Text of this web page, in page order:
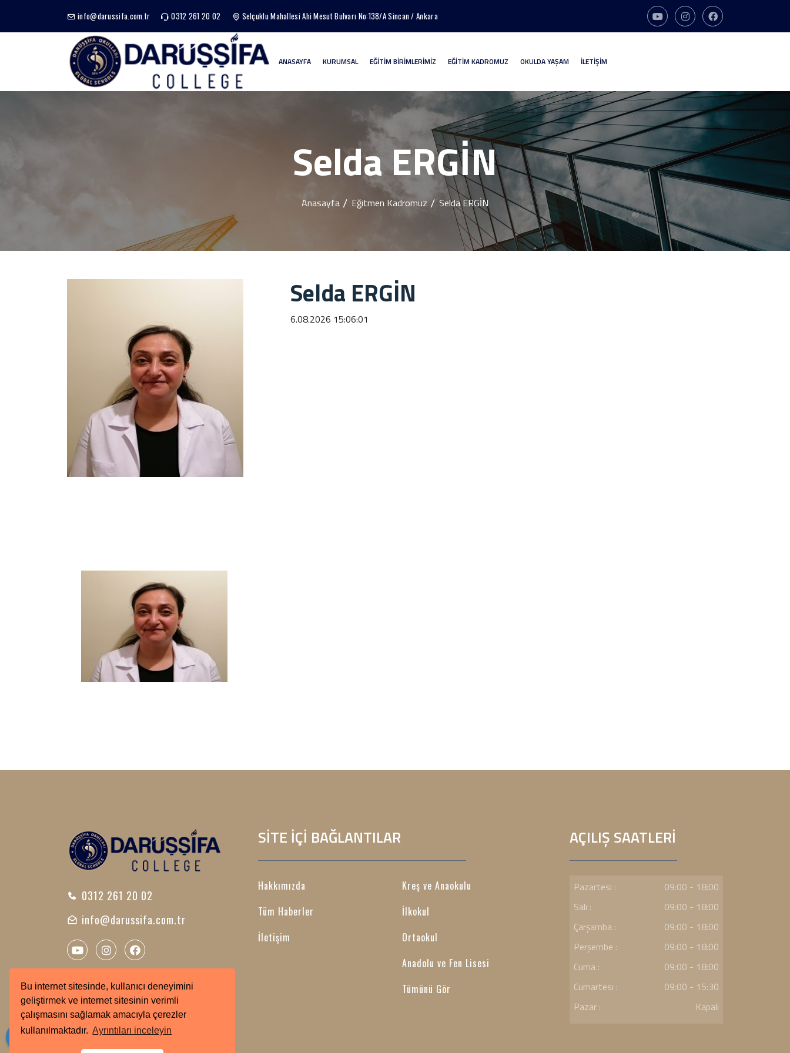
Bu internet sitesinde, kullanıcı deneyimini
geliştirmek ve internet sitesinin verimli
çalışmasını sağlamak amacıyla çerezler
kullanılmaktadır. Ayrıntıları inceleyin
info@darussifa.com.tr 0312 261 20 02 Selçuklu Mahallesi Ahi Mesut Bulvarı No:138/A Sincan / Ankara
ANASAYFA KURUMSAL EĞİTİM BİRİMLERİMİZ EĞİTİM KADROMUZ OKULDA YAŞAM İLETİŞİM
Selda ERGİN
Anasayfa Eğitmen Kadromuz Selda ERGİN
Selda ERGİN
6.08.2026 15:06:01
0312 261 20 02
info@darussifa.com.tr
SİTE İÇİ BAĞLANTILAR
Hakkımızda
Tüm Haberler
İletişim
Kreş ve Anaokulu
İlkokul
Ortaokul
Anadolu ve Fen Lisesi
Tümünü Gör
AÇILIŞ SAATLERİ
Pazartesi :
09:00 - 18:00
Salı :
09:00 - 18:00
Çarşamba :
09:00 - 18:00
Perşembe :
09:00 - 18:00
Cuma :
09:00 - 18:00
Cumartesi :
09:00 - 15:30
Pazar :
Kapalı